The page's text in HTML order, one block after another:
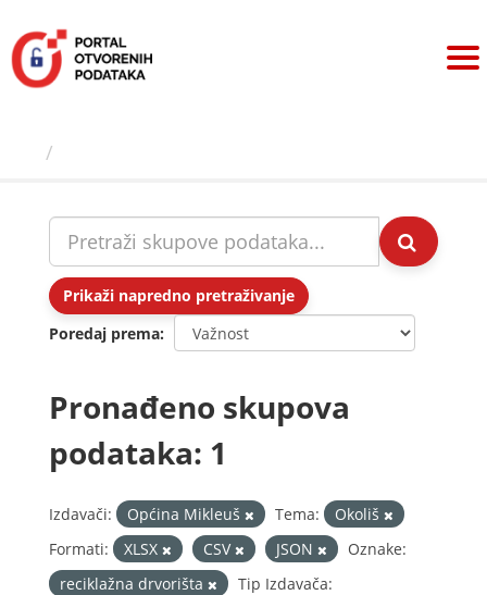
sadržaj
Prikaži napredno pretraživanje
Poredaj prema
Pronađeno skupova
podataka: 1
Izdavači: Općina Mikleuš Tema:
Okoliš
Formati:
XLSX CSV JSON
Oznake:
reciklažna drvorišta
Tip Izdavača: